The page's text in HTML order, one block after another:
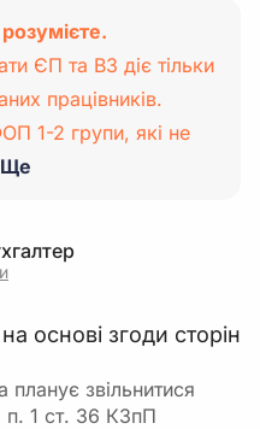
ЄП та ВЗ діє тільки
працівників.
1-2 групи, які не
Ще
основі згоди сторін
звільнитися
п. 1 ст. 36 КЗпП